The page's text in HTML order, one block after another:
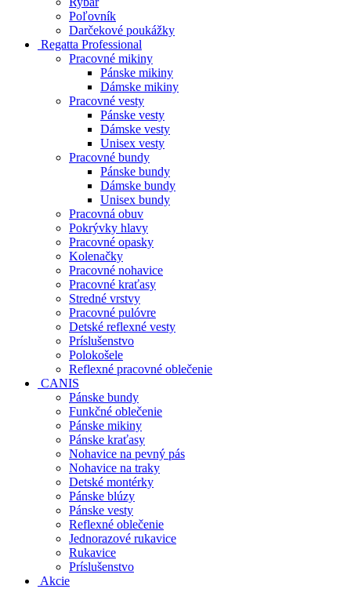
Poľovník
Darčekové poukážky
Regatta Professional
Pracovné mikiny
Pánske mikiny
Dámske mikiny
Pracovné vesty
Pánske vesty
Dámske vesty
Unisex vesty
Pracovné bundy
Pánske bundy
Dámske bundy
Unisex bundy
Pracovná obuv
Pokrývky hlavy
Pracovné opasky
Kolenačky
Pracovné nohavice
Pracovné kraťasy
Stredné vrstvy
Pracovné pulóvre
Detské reflexné vesty
Príslušenstvo
Polokošele
Reflexné pracovné oblečenie
CANIS
Pánske bundy
Funkčné oblečenie
Pánske mikiny
Pánske kraťasy
Nohavice na pevný pás
Nohavice na traky
Detské montérky
Pánske blúzy
Pánske vesty
Reflexné oblečenie
Jednorazové rukavice
Rukavice
Príslušenstvo
Akcie